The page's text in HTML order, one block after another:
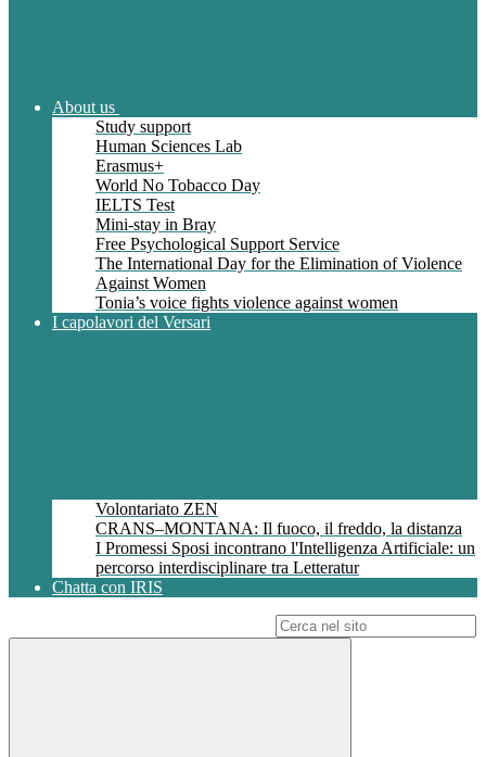
About us
Study support
Human Sciences Lab
Erasmus+
World No Tobacco Day
IELTS Test
Mini-stay in Bray
Free Psychological Support Service
The International Day for the Elimination of Violence
Against Women
Tonia’s voice fights violence against women
I capolavori del Versari
Volontariato ZEN
CRANS–MONTANA: Il fuoco, il freddo, la distanza
I Promessi Sposi incontrano l'Intelligenza Artificiale: un
percorso interdisciplinare tra Letteratur
Chatta con IRIS